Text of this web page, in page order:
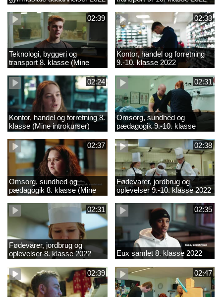
02:39
Teknologi, byggeri og
transport 8. klasse (Mine
introkurser) 2022
02:33
Kontor, handel og forretning
9.-10. klasse 2022
02:24
Kontor, handel og forretning 8.
klasse (Mine introkurser)
2022
02:31
Omsorg, sundhed og
pædagogik 9.-10. klasse
2022
02:37
Omsorg, sundhed og
pædagogik 8. klasse (Mine
introkurser) 2022
02:38
Fødevarer, jordbrug og
oplevelser 9.-10. klasse 2022
02:31
Fødevarer, jordbrug og
oplevelser 8. klasse 2022
02:35
Eux samlet 8. klasse 2022
02:39 02:47